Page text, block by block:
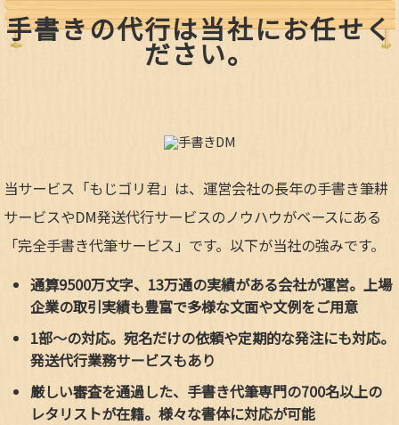
手書きの代行は当社にお任せく
ださい。
当サービス「もじゴリ君」は、運営会社の長年の手書き筆耕
サービスやDM発送代行サービスのノウハウがベースにある
「完全手書き代筆サービス」です。以下が当社の強みです。
通算9500万文字、13万通の実績がある会社が運営。上場
企業の取引実績も豊富で多様な文面や文例をご用意
1部～の対応。宛名だけの依頼や定期的な発注にも対応。
発送代行業務サービスもあり
厳しい審査を通過した、手書き代筆専門の700名以上の
レタリストが在籍。様々な書体に対応が可能